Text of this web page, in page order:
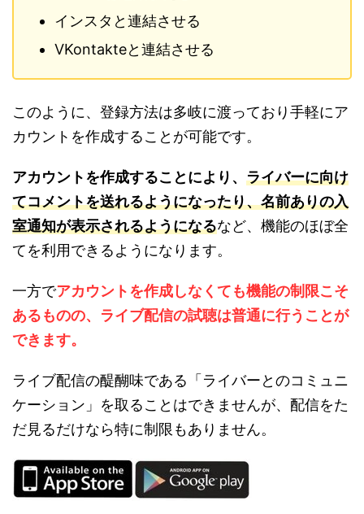
インスタと連結させる
VKontakteと連結させる
このように、登録方法は多岐に渡っており手軽にア
カウントを作成することが可能です。
アカウントを作成することにより、 ライバーに向け
てコメントを送れるようになったり、名前ありの入
室通知が表示されるようになるなど、機能のほぼ全
てを利用できるようになります。
一方でアカウントを作成しなくても機能の制限こそ
あるものの、ライブ配信の試聴は普通に行うことが
できます。
ライブ配信の醍醐味である「ライバーとのコミュニ
ケーション」を取ることはできませんが、配信をた
だ見るだけなら特に制限もありません。